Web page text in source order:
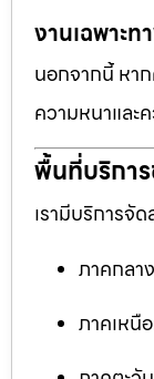
งานเฉพาะท
นอกจากนี้ หา
ความหนาและ
พื้นที่บริกา
เรามีบริการจั
ภาคกลา
ภาคเหนื